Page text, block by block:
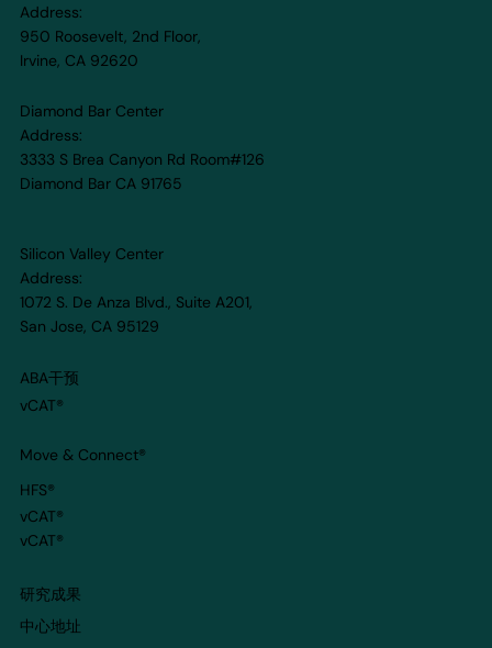
Address:
950 Roosevelt, 2nd Floor,
Irvine, CA 92620
Diamond Bar Center
Address:
3333 S Brea Canyon Rd Room#126
Diamond Bar CA 91765
Silicon Valley Center
Address:
1072 S. De Anza Blvd., Suite A201,
San Jose, CA 95129
ABA干预
vCAT®
Move & Connect®
HFS®
vCAT®
vCAT®
​研究成果
​中心地址